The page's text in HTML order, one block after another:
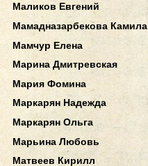
Маликов Евгений
Мамадназарбекова Камила
Мамчур Елена
Марина Дмитревская
Мария Фомина
Маркарян Надежда
Маркарян Ольга
Марьина Любовь
Матвеев Кирилл